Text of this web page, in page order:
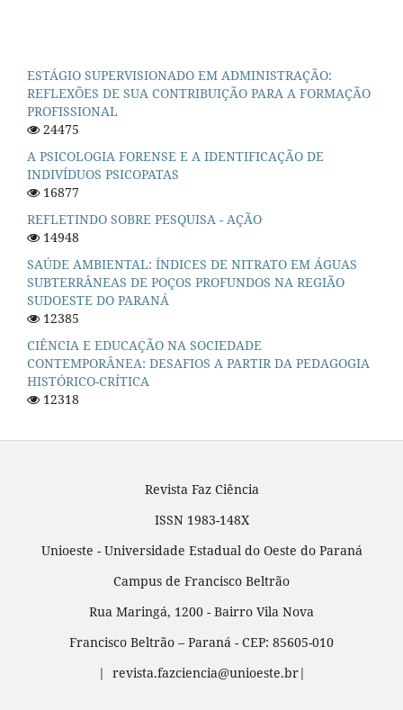
ESTÁGIO SUPERVISIONADO EM ADMINISTRAÇÃO:
REFLEXÕES DE SUA CONTRIBUIÇÃO PARA A FORMAÇÃO
PROFISSIONAL
24475
A PSICOLOGIA FORENSE E A IDENTIFICAÇÃO DE
INDIVÍDUOS PSICOPATAS
16877
REFLETINDO SOBRE PESQUISA - AÇÃO
14948
SAÚDE AMBIENTAL: ÍNDICES DE NITRATO EM ÁGUAS
SUBTERRÂNEAS DE POÇOS PROFUNDOS NA REGIÃO
SUDOESTE DO PARANÁ
12385
CIÊNCIA E EDUCAÇÃO NA SOCIEDADE
CONTEMPORÂNEA: DESAFIOS A PARTIR DA PEDAGOGIA
HISTÓRICO-CRÍTICA
12318
Revista Faz Ciência
ISSN 1983-148X
Unioeste - Universidade Estadual do Oeste do Paraná
Campus de Francisco Beltrão
Rua Maringá, 1200 - Bairro Vila Nova
Francisco Beltrão – Paraná - CEP: 85605-010
| revista.fazciencia@unioeste.br|